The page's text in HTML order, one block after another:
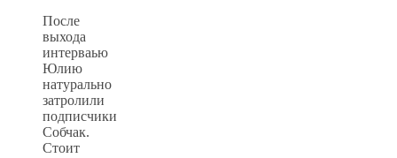
После
выхода
интерваью
Юлию
натурально
затролили
подписчики
Собчак.
Стоит